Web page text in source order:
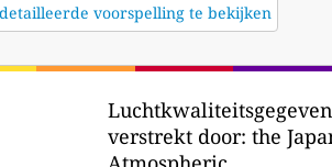
voorspelling te bekijken
verstrekt door: the